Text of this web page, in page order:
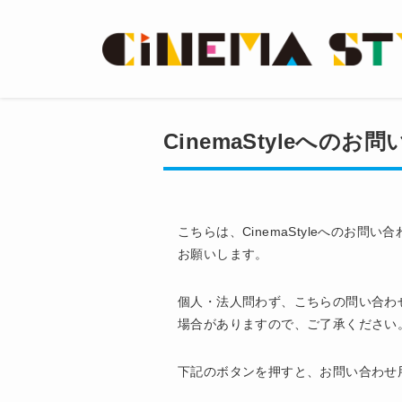
CinemaStyleへのお問
こちらは、CinemaStyleへのお問い合
お願いします。
個人・法人問わず、こちらの問い合
場合がありますので、ご了承ください
下記のボタンを押すと、お問い合わせ